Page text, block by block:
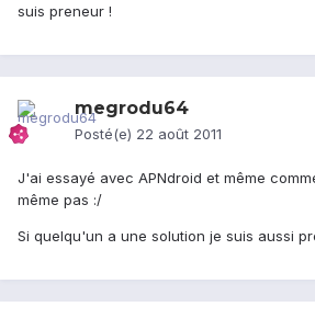
suis preneur !
megrodu64
Posté(e) 22 août 2011
J'ai essayé avec APNdroid et même
même pas :/
Si quelqu'un a une solution je suis aussi